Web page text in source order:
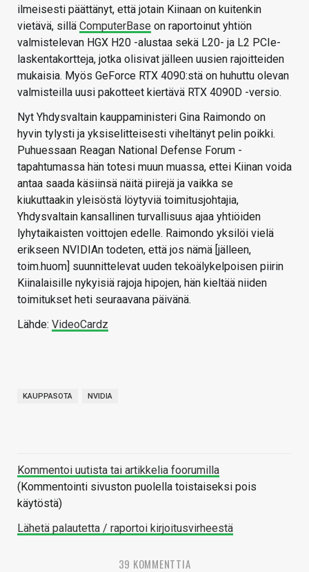
ilmeisesti päättänyt, että jotain Kiinaan on kuitenkin
vietävä, sillä ComputerBase on raportoinut yhtiön
valmistelevan HGX H20 -alustaa sekä L20- ja L2 PCIe-
laskentakortteja, jotka olisivat jälleen uusien rajoitteiden
mukaisia. Myös GeForce RTX 4090:stä on huhuttu olevan
valmisteilla uusi pakotteet kiertävä RTX 4090D -versio.
Nyt Yhdysvaltain kauppaministeri Gina Raimondo on
hyvin tylysti ja yksiselitteisesti viheltänyt pelin poikki.
Puhuessaan Reagan National Defense Forum -
tapahtumassa hän totesi muun muassa, ettei Kiinan voida
antaa saada käsiinsä näitä piirejä ja vaikka se
kiukuttaakin yleisöstä löytyviä toimitusjohtajia,
Yhdysvaltain kansallinen turvallisuus ajaa yhtiöiden
lyhytaikaisten voittojen edelle. Raimondo yksilöi vielä
erikseen NVIDIAn todeten, että jos nämä [jälleen,
toim.huom] suunnittelevat uuden tekoälykelpoisen piirin
Kiinalaisille nykyisiä rajoja hipojen, hän kieltää niiden
toimitukset heti seuraavana päivänä.
Lähde: VideoCardz
KAUPPASOTA NVIDIA
Kommentoi uutista tai artikkelia foorumilla
(Kommentointi sivuston puolella toistaiseksi pois
käytöstä)
Lähetä palautetta / raportoi kirjoitusvirheestä
39 KOMMENTTIA